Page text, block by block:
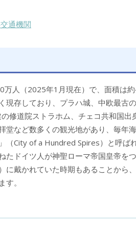
通機関
人（2025年1月現在）で、 面積は約
現存しており、プラハ城、中欧最古
修道院ストラホム、チェコ共和国
堂など数多くの観光地があり、毎年
（City of a Hundred Spires）と呼ば
たドイツ人が神聖ローマ帝国皇帝を
に戴かれていた時期もあることから
す。